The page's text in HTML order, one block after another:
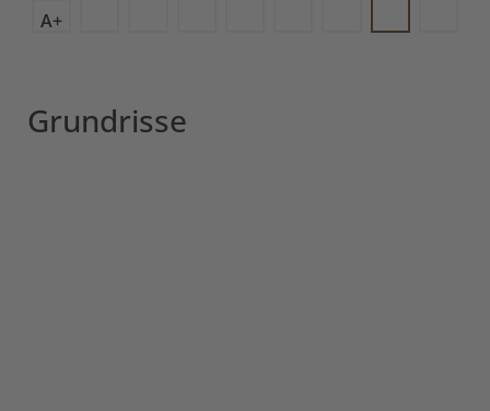
A+
Grundrisse